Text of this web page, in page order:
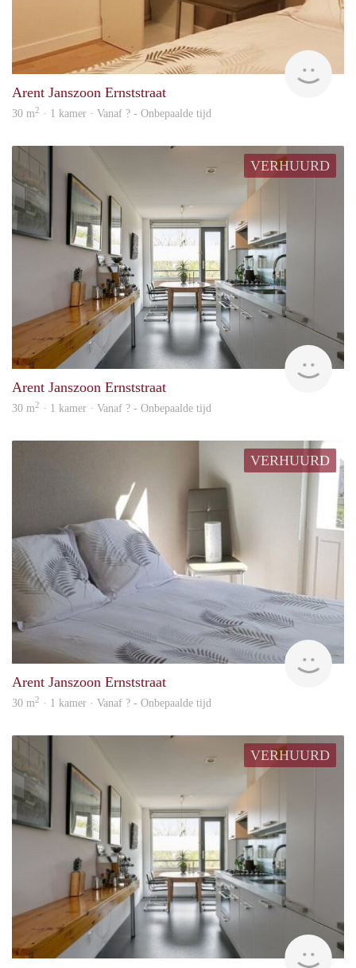
Arent Janszoon Ernststraat
30 m2 · 1 kamer · Vanaf ? - Onbepaalde tijd
VERHUURD
Arent Janszoon Ernststraat
30 m2 · 1 kamer · Vanaf ? - Onbepaalde tijd
VERHUURD
rent
Arent Janszoon Ernststraat
30 m2 · 1 kamer · Vanaf ? - Onbepaalde tijd
VERHUURD
rent